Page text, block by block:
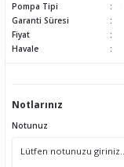
Pompa Tipi
Garanti Süresi
Fiyat
Havale
Notlarınız
Notunuz